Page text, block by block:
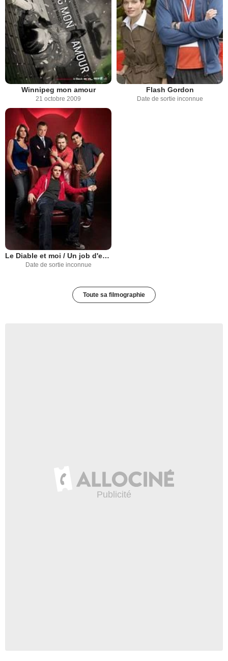
Winnipeg mon amour
21 octobre 2009
Flash Gordon
Date de sortie inconnue
Le Diable et moi / Un job d'enfer
Date de sortie inconnue
Toute sa filmographie